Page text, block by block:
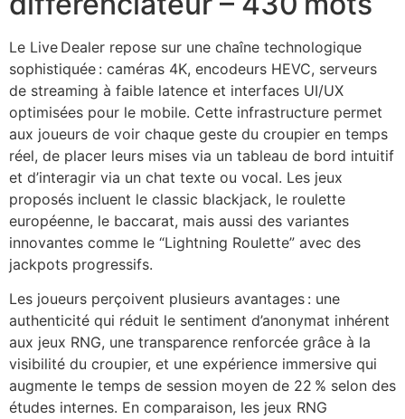
Le Live Dealer repose sur une chaîne technologique
sophistiquée : caméras 4K, encodeurs HEVC, serveurs
de streaming à faible latence et interfaces UI/UX
optimisées pour le mobile. Cette infrastructure permet
aux joueurs de voir chaque geste du croupier en temps
réel, de placer leurs mises via un tableau de bord intuitif
et d’interagir via un chat texte ou vocal. Les jeux
proposés incluent le classic blackjack, le roulette
européenne, le baccarat, mais aussi des variantes
innovantes comme le “Lightning Roulette” avec des
jackpots progressifs.
Les joueurs perçoivent plusieurs avantages : une
authenticité qui réduit le sentiment d’anonymat inhérent
aux jeux RNG, une transparence renforcée grâce à la
visibilité du croupier, et une expérience immersive qui
augmente le temps de session moyen de 22 % selon des
études internes. En comparaison, les jeux RNG